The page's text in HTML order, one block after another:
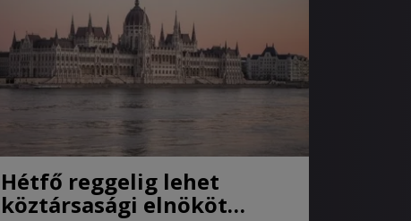
Hétfő reggelig lehet
köztársasági elnököt